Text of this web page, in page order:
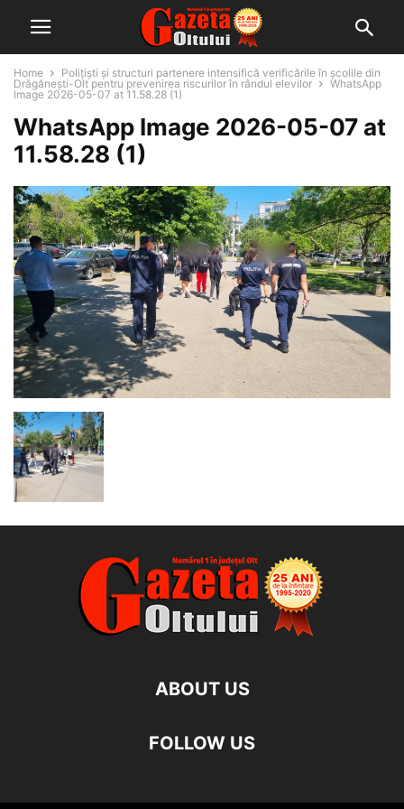
Home
Polițiști și structuri partenere intensifică verificările în școlile din
Drăgănești-Olt pentru prevenirea riscurilor în rândul elevilor
WhatsApp
Image 2026-05-07 at 11.58.28 (1)
WhatsApp Image 2026-05-07 at
11.58.28 (1)
ABOUT US
FOLLOW US